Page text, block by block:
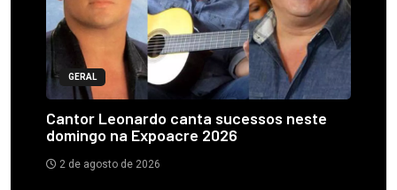
GERAL
Cantor Leonardo canta sucessos neste
domingo na Expoacre 2026
2 de agosto de 2026